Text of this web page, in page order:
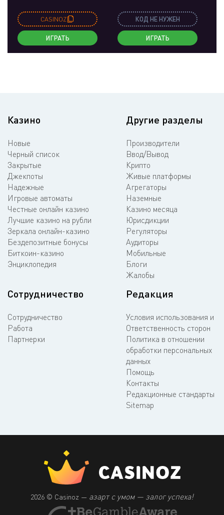
CASINOZ
ИГРАТЬ
КОД НЕ НУЖЕН
ИГРАТЬ
Казино
Новые
Черный список
Закрытые
Джекпоты
Надежные
Игровые автоматы
Честные онлайн казино
Лучшие казино на рубли
Зеркала онлайн-казино
Бездепозитные бонусы
Биткоин-казино
Энциклопедия
Другие разделы
Производители
Ввод/Вывод
Крипто
Живые платформы
Агрегаторы
Наземные
Казино месяца
Юрисдикции
Регуляторы
Аудиторы
Мобильные
Блоги
Жалобы
Сотрудничество
Сотрудничество
Работа
Партнерки
Редакция
Условия использования и
Ответственность сторон
Политика в отношении
обработки персональных
данных
Помощь
Контакты
Редакционные стандарты
Sitemap
2026 © Casinoz — азарт с умом — залог успеха!